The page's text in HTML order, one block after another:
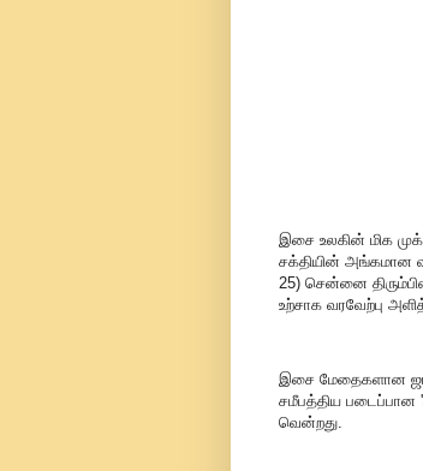
இசை உலகின் மிக
சக்தியின் அங்கமான
25) சென்னை
உற்சாக வரவேற்பு
இசை மேதைகளான
சமீபத்திய படைப்பான
வென்றது.